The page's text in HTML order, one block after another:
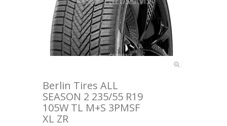
Berlin Tires ALL
SEASON 2 235/55 R19
105W TL M+S 3PMSF
XL ZR